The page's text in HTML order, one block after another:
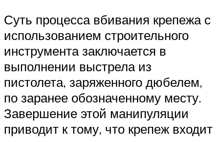
Суть процесса вбивания крепежа с
использованием строительного
инструмента заключается в
выполнении выстрела из
пистолета, заряженного дюбелем,
по заранее обозначенному месту.
Завершение этой манипуляции
приводит к тому, что крепеж входит